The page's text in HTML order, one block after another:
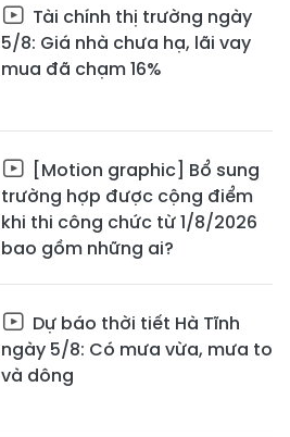
Tài chính thị trường ngày
5/8: Giá nhà chưa hạ, lãi vay
mua đã chạm 16%
[Motion graphic] Bổ sung
trường hợp được cộng điểm
khi thi công chức từ 1/8/2026
bao gồm những ai?
Dự báo thời tiết Hà Tĩnh
ngày 5/8: Có mưa vừa, mưa to
và dông